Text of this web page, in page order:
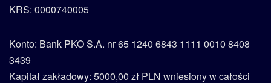
KRS: 0000740005
Konto: Bank PKO S.A. nr 65 1240 6843 1111 0010 8408
3439
Kapitał zakładowy: 5000,00 zł PLN wniesiony w całości